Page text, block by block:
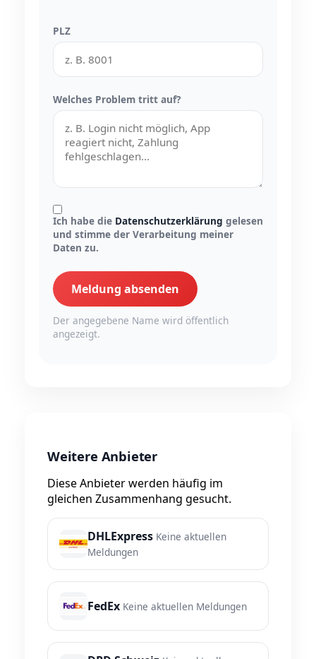
PLZ
Welches Problem tritt auf?
Ich habe die Datenschutzerklärung gelesen
und stimme der Verarbeitung meiner
Daten zu.
Meldung absenden
Der angegebene Name wird öffentlich
angezeigt.
Weitere Anbieter
Diese Anbieter werden häufig im
gleichen Zusammenhang gesucht.
DHLExpress Keine aktuellen
Meldungen
FedEx Keine aktuellen Meldungen